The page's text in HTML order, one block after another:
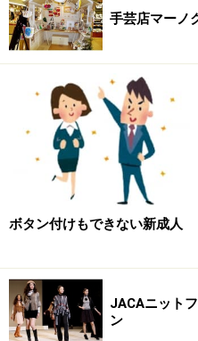
装苑『装苑』創刊77周年
の歩み展
【情報提供元】
洋装産業新聞
い。
手芸店マーノ
ボタン付けもできない新成人
JACAニット
ン